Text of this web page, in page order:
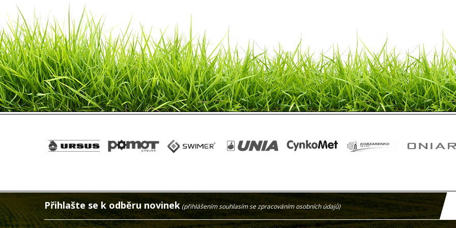
Přihlašte se k odběru novinek (přihlášením souhlasím se zpracováním osobních údajů)